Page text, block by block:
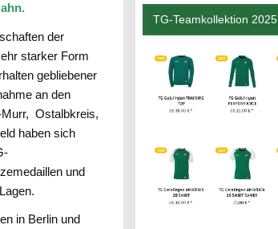
der
starker Form
gebliebener
an den
Murr, Ostalbkreis,
haben sich
und
in Berlin und
TG-Teamkollektion 2025